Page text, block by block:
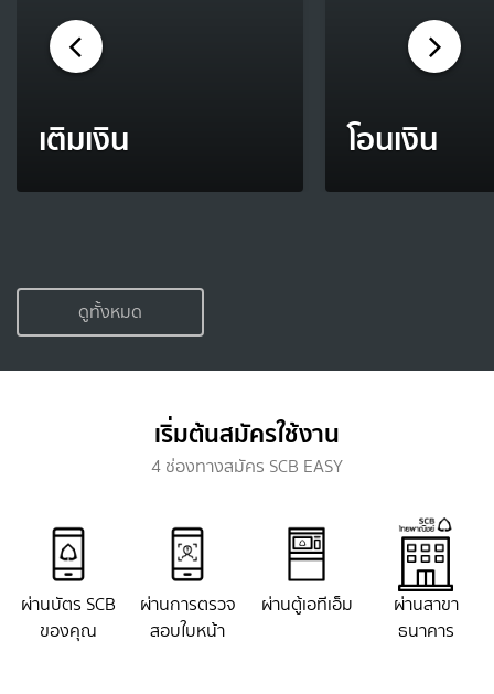
เติมเงิน โอนเงิน
ดูทั้งหมด
เริ่มต้นสมัครใช้งาน
4 ช่องทางสมัคร SCB EASY
ผ่านบัตร SCB
ของคุณ
ผ่านการตรวจ
สอบใบหน้า
ผ่านตู้เอทีเอ็ม
ผ่านสาขา
ธนาคาร